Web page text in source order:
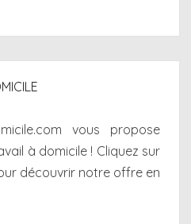
vous propose
à domicile! Cliquez sur
découvrir notre offre en